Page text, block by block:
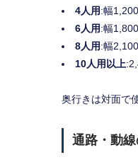
4人用:幅
6人用:幅
8人用:幅
10人用以上
奥行きは対面で
通路・動